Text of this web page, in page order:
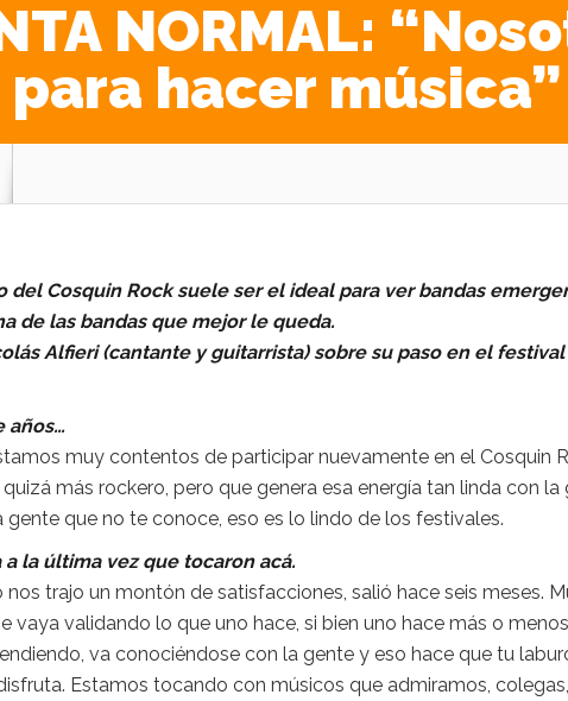
NORMAL:
hacer música”
del Cosquin Rock suele ser el ideal para ver bandas
de las bandas que mejor le queda.
Alfieri (cantante y guitarrista) sobre su paso en el festival
años…
muy contentos de participar nuevamente en el Cosquin
más rockero, pero que genera esa energía tan linda con la
que no te conoce, eso es lo lindo de los festivales.
la última vez que tocaron acá.
trajo un montón de satisfacciones, salió hace seis meses.
vaya validando lo que uno hace, si bien uno hace más o
va conociéndose con la gente y eso hace que tu
Estamos tocando con músicos que admiramos,